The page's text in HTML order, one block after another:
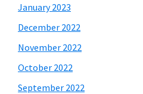
January 2023
December 2022
November 2022
October 2022
September 2022